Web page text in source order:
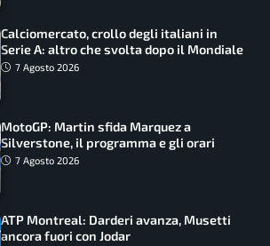
Calciomercato, crollo degli italiani in
Serie A: altro che svolta dopo il Mondiale
7 Agosto 2026
MotoGP: Martin sfida Marquez a
Silverstone, il programma e gli orari
7 Agosto 2026
ATP Montreal: Darderi avanza, Musetti
ancora fuori con Jodar